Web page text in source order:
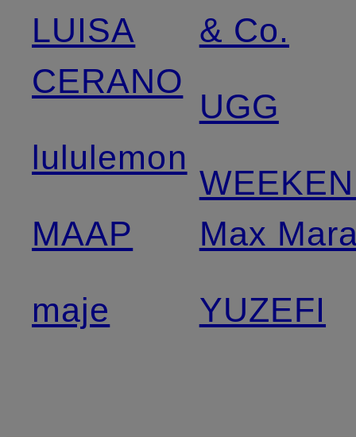
LUISA
CERANO
lululemon
MAAP
maje
& Co.
UGG
Max
YUZEFI